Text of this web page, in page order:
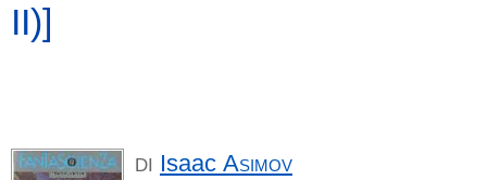
II)]
DI Isaac Asimov